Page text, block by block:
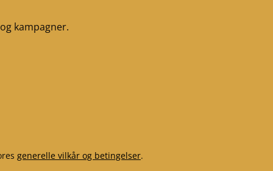
kampagner.
generelle vilkår og betingelser.